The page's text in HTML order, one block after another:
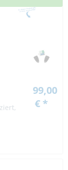
99,00
€ *